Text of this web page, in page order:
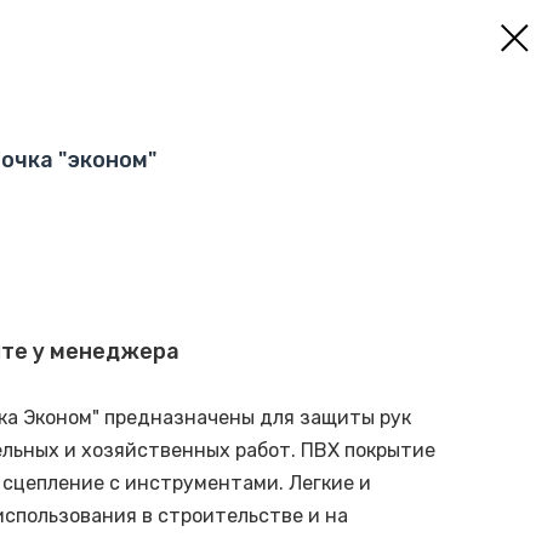
"эконом"
у менеджера
Эконом" предназначены для защиты рук
и хозяйственных работ. ПВХ покрытие
с инструментами. Легкие и
в строительстве и на